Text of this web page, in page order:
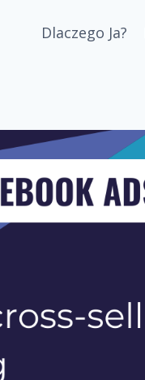
Dlaczego Ja?